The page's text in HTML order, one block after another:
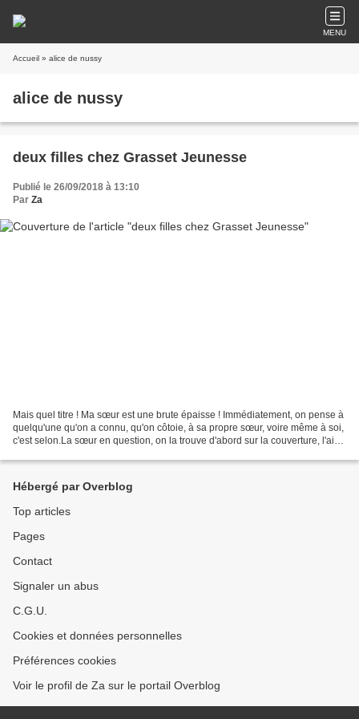
MENU
Accueil » alice de nussy
alice de nussy
deux filles chez Grasset Jeunesse
Publié le 26/09/2018 à 13:10
Par Za
Mais quel titre ! Ma sœur est une brute épaisse ! Immédiatement, on pense à
quelqu'une qu'on a connu, qu'on côtoie, à sa propre sœur, voire même à soi,
c'est selon.La sœur en question, on la trouve d'abord sur la couverture, l'air
Hébergé par Overblog
Top articles
Pages
Contact
Signaler un abus
C.G.U.
Cookies et données personnelles
Préférences cookies
Voir le profil de Za sur le portail Overblog